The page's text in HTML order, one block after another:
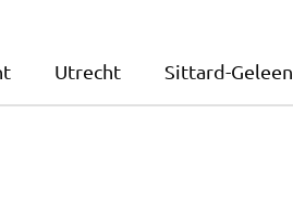
Utrecht Sittard-Geleen